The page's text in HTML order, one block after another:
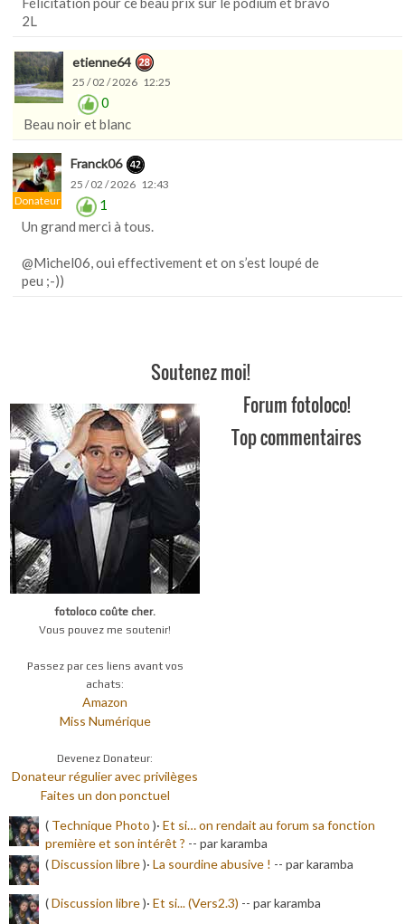
2L
etienne64
25 / 02 / 2026 12:25
0
Beau noir et blanc
Donateur
Franck06
25 / 02 / 2026 12:43
1
Un grand merci à tous.
@Michel06, oui effectivement et on s’est loupé de
peu ;-))
Soutenez moi!
fotoloco coûte cher.
Vous pouvez me soutenir!
Passez par ces liens avant vos
achats:
Amazon
Miss Numérique
Devenez Donateur:
Donateur régulier avec privilèges
Faites un don ponctuel
Forum fotoloco!
( Technique Photo )· Et si… on rendait au forum sa fonction
première et son intérêt ? -- par karamba
(Discussion libre)· La sourdine abusive ! -- par karamba
(Discussion libre)· Et si... (Vers2.3) -- par karamba
Top commentaires